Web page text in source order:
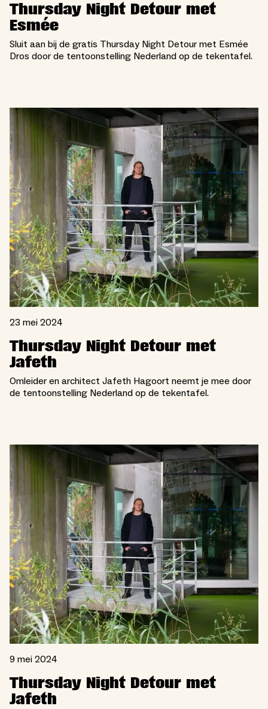
Thursday Night Detour met
Esmée
Sluit aan bij de gratis Thursday Night Detour met Esmée
Dros door de tentoonstelling Nederland op de tekentafel.
23 mei 2024
Thursday Night Detour met
Jafeth
Omleider en architect Jafeth Hagoort neemt je mee door
de tentoonstelling Nederland op de tekentafel.
9 mei 2024
Thursday Night Detour met
Jafeth